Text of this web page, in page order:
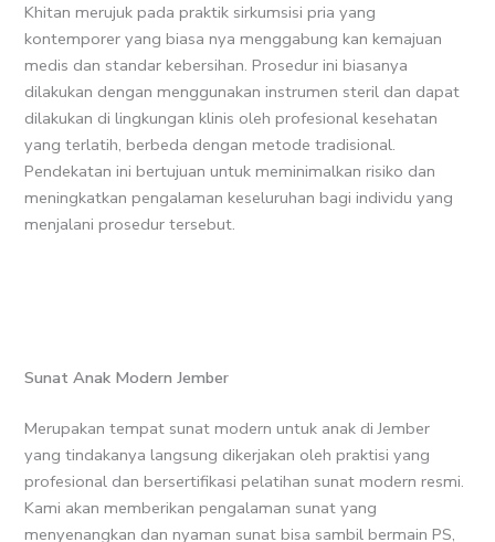
Khitan merujuk pada praktik sirkumsisi pria yang
kontemporer yang biasa nya menggabung kan kemajuan
medis dan standar kebersihan. Prosedur ini biasanya
dilakukan dengan menggunakan instrumen steril dan dapat
dilakukan di lingkungan klinis oleh profesional kesehatan
yang terlatih, berbeda dengan metode tradisional.
Pendekatan ini bertujuan untuk meminimalkan risiko dan
meningkatkan pengalaman keseluruhan bagi individu yang
menjalani prosedur tersebut.
Sunat Anak Modern Jember
Merupakan tempat sunat modern untuk anak di Jember
yang tindakanya langsung dikerjakan oleh praktisi yang
profesional dan bersertifikasi pelatihan sunat modern resmi.
Kami akan memberikan pengalaman sunat yang
menyenangkan dan nyaman sunat bisa sambil bermain PS,